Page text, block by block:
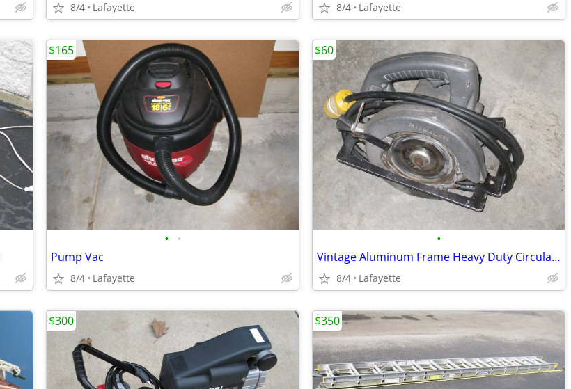
8/4 Lafayette 8/4 Lafayette
• •
Pump Vac
8/4 Lafayette
$165
•
Vintage Aluminum Frame Heavy Duty Circular Saw
8/4 Lafayette
$60
$300 $350